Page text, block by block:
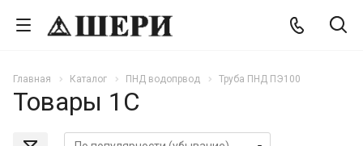
Главная Каталог ПНД водопрвод Труба ПНД ПЭ100
Товары 1С